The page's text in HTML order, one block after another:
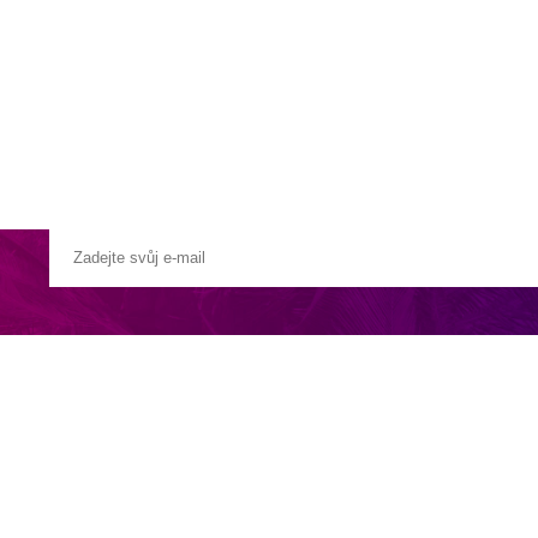
v Passo Tonale